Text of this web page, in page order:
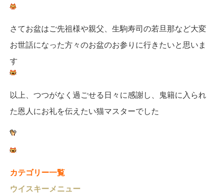
さてお盆はご先祖様や親父、生駒寿司の若旦那など大変
お世話になった方々のお盆のお参りに行きたいと思いま
す
以上、つつがなく過ごせる日々に感謝し、鬼籍に入られ
た恩人にお礼を伝えたい猫マスターでした
カテゴリー一覧
ウイスキーメニュー